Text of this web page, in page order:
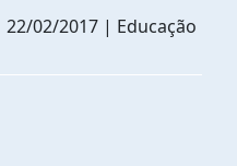
22/02/2017 | Educação